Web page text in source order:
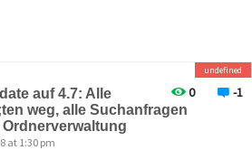
0 -1
undefined
auf 4.7: Alle
weg, alle Suchanfragen
at 1:30 pm